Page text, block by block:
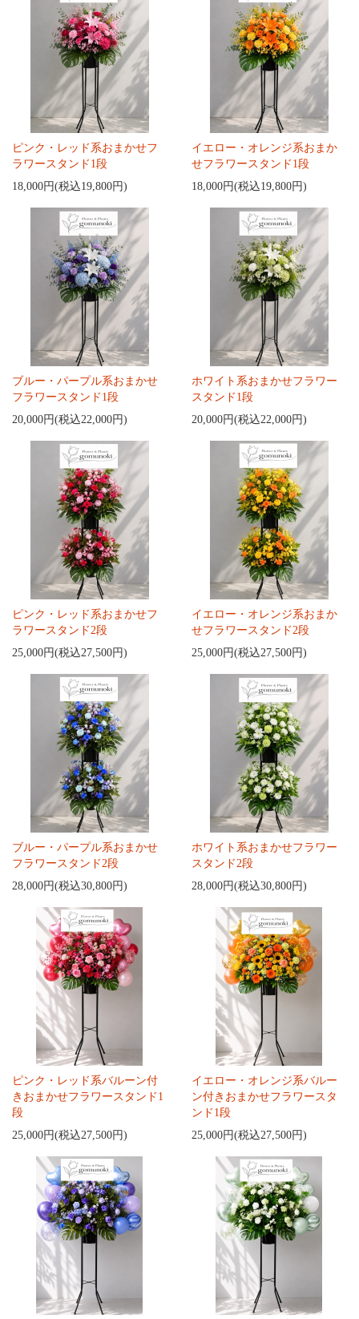
ピンク・レッド系おまかせフ
ラワースタンド1段
18,000円(税込19,800円)
イエロー・オレンジ系おまか
せフラワースタンド1段
18,000円(税込19,800円)
ブルー・パープル系おまかせ
フラワースタンド1段
20,000円(税込22,000円)
ホワイト系おまかせフラワー
スタンド1段
20,000円(税込22,000円)
ピンク・レッド系おまかせフ
ラワースタンド2段
25,000円(税込27,500円)
イエロー・オレンジ系おまか
せフラワースタンド2段
25,000円(税込27,500円)
ブルー・パープル系おまかせ
フラワースタンド2段
28,000円(税込30,800円)
ホワイト系おまかせフラワー
スタンド2段
28,000円(税込30,800円)
ピンク・レッド系バルーン付
きおまかせフラワースタンド1
段
25,000円(税込27,500円)
イエロー・オレンジ系バルー
ン付きおまかせフラワースタ
ンド1段
25,000円(税込27,500円)